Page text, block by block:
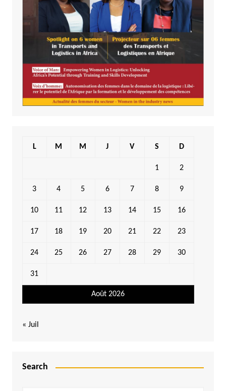
Août 2026
L M M J V S D
1 2
3 4 5 6 7 8 9
10 11 12 13 14 15 16
17 18 19 20 21 22 23
24 25 26 27 28 29 30
31
« Juil
Search